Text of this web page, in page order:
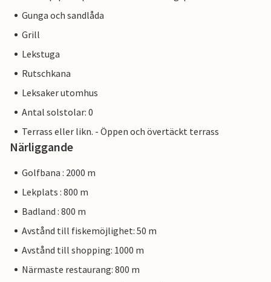
Gunga och sandlåda
Grill
Lekstuga
Rutschkana
Leksaker utomhus
Antal solstolar: 0
Terrass eller likn. - Öppen och övertäckt terrass
Närliggande
Golfbana : 2000 m
Lekplats : 800 m
Badland : 800 m
Avstånd till fiskemöjlighet: 50 m
Avstånd till shopping: 1000 m
Närmaste restaurang: 800 m